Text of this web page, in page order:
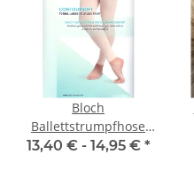
Bloch
Ballettstrumpfhose
T0985 Footless Tight
13,40 € - 14,95 € *